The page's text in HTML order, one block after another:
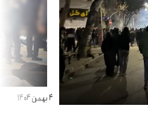
۴ بهمن ۱۴۰۴